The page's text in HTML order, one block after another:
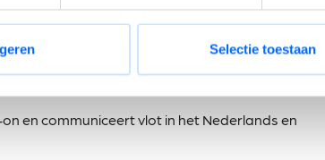
Selectie toestaan
wetenschappen, chemie, engineering of een
door ervaring.
productontwikkeling, industrialisatie,
en communiceert vlot in het Nederlands en